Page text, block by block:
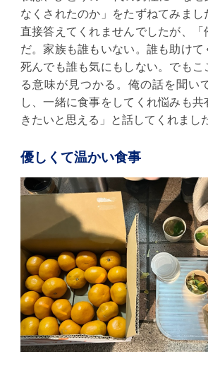
なくされたのか」をたずねてみまし
直接答えてくれませんでしたが、「
だ。家族も誰もいない。誰も助けて
死んでも誰も気にもしない。でもこ
る意味が見つかる。俺の話を聞い
し、一緒に食事をしてくれ悩みも共
きたいと思える」と話してくれまし
優しくて温かい食事